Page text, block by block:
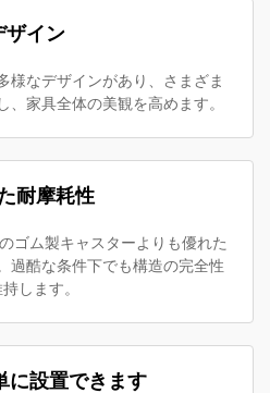
ザイン
様なデザインがあり、さまざま
、家具全体の美観を高めます。
耐摩耗性
ゴム製キャスターよりも優れた
過酷な条件下でも構造の完全性
します。
に設置できます